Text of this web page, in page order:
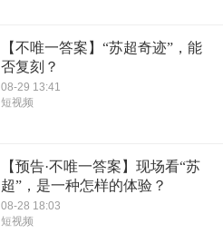
【不唯一答案】“苏超奇迹”，能
否复刻？
08-29 13:41
短视频
【预告·不唯一答案】现场看“苏
超”，是一种怎样的体验？
08-28 18:03
短视频